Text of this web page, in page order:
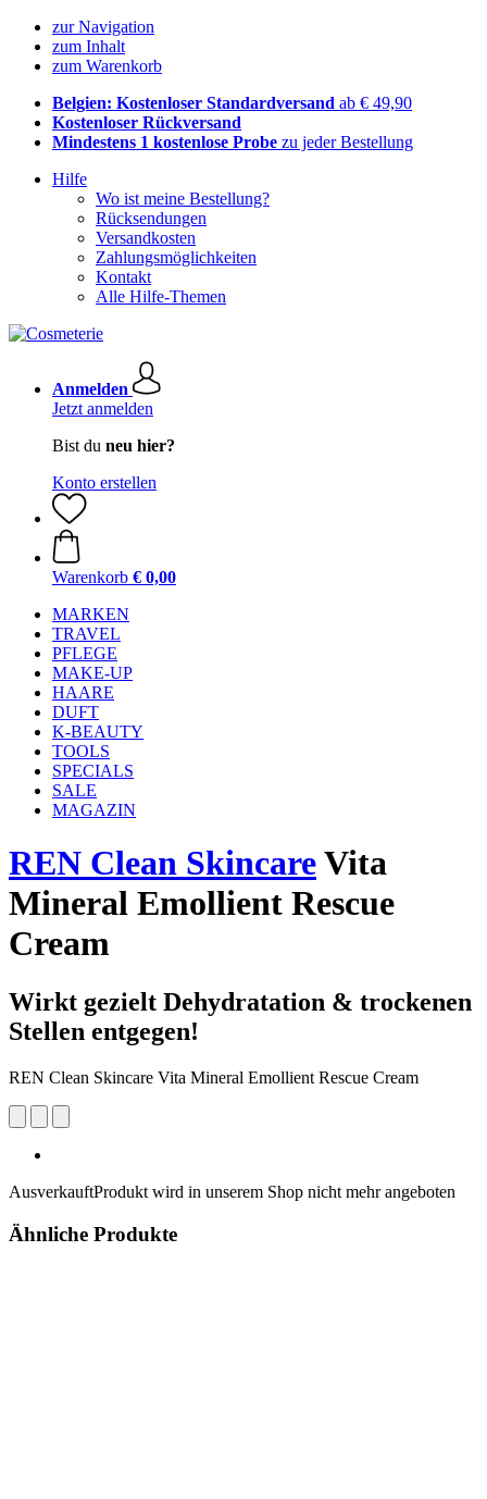
zur Navigation
zum Inhalt
zum Warenkorb
Belgien: Kostenloser Standardversand ab € 49,90
Kostenloser Rückversand
Mindestens 1 kostenlose Probe zu jeder Bestellung
Hilfe
Wo ist meine Bestellung?
Rücksendungen
Versandkosten
Zahlungsmöglichkeiten
Kontakt
Alle Hilfe-Themen
Anmelden
Jetzt anmelden
Bist du neu hier?
Konto erstellen
Warenkorb € 0,00
MARKEN
TRAVEL
PFLEGE
MAKE-UP
HAARE
DUFT
K-BEAUTY
TOOLS
SPECIALS
SALE
MAGAZIN
REN Clean SkincareVita
Mineral Emollient Rescue
Cream
Wirkt gezielt Dehydratation & trockenen
Stellen entgegen!
REN Clean Skincare Vita Mineral Emollient Rescue Cream
AusverkauftProdukt wird in unserem Shop nicht mehr angeboten
Ähnliche Produkte